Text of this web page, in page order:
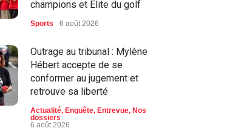
champions et Élite du golf
Sports 6 août 2026
Outrage au tribunal : Mylène
Hébert accepte de se
conformer au jugement et
retrouve sa liberté
Actualité, Enquête, Entrevue, Nos
dossiers
6 août 2026